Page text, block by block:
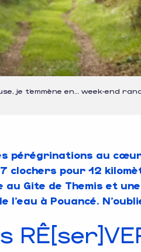
je t’emmène en… week-end
pérégrinations au
clochers pour 12
au Gite de Themis et
à Pouancé.